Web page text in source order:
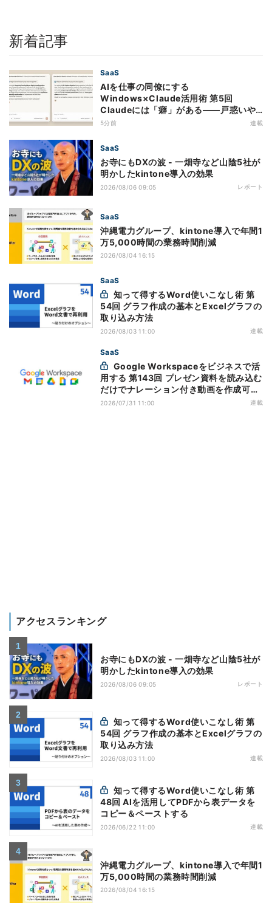
新着記事
SaaS
AIを仕事の同僚にする
Windows×Claude活用術 第5回
Claudeには「癖」がある――戸惑いや
すい7つの仕様
5分前 連載
SaaS
お寺にもDXの波 - 一畑寺など山陰5社が
明かしたkintone導入の効果
2026/08/06 09:05 レポート
SaaS
沖縄電力グループ、kintone導入で年間1
万5,000時間の業務時間削減
2026/08/04 16:15
SaaS
54回 グラフ作成の基本とExcelグラフの
取り込み方法
2026/08/03 11:00 連載
SaaS
用する 第143回 プレゼン資料を読み込む
だけでナレーション付き動画を作成可能
になった「Google Vids」
2026/07/31 11:00 連載
アクセスランキング
お寺にもDXの波 - 一畑寺など山陰5社が
明かしたkintone導入の効果
2026/08/06 09:05 レポート
54回 グラフ作成の基本とExcelグラフの
取り込み方法
2026/08/03 11:00 連載
48回 AIを活用してPDFから表データを
コピー＆ペーストする
2026/06/22 11:00 連載
沖縄電力グループ、kintone導入で年間1
万5,000時間の業務時間削減
2026/08/04 16:15